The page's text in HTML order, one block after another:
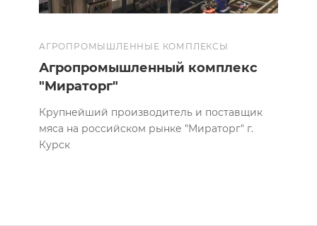
АГРОПРОМЫШЛЕННЫЕ КОМПЛЕКСЫ
Агропромышленный комплекс
"Мираторг"
Крупнейший производитель и поставщик
мяса на российском рынке "Мираторг" г.
Курск